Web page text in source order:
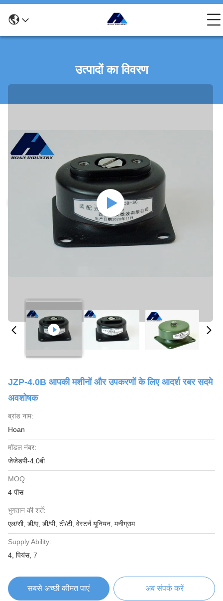
उत्पादों का विवरण
JZP-4.0B आपकी मशीनों और उपकरणों के लिए आदर्श रबर सदमे
अवशोषक
ब्रांड नाम:
Hoan
मॉडल नंबर:
जेजेडपी-4.0बी
MOQ:
4 पीस
भुगतान की शर्तें:
एल/सी, डी/ए, डी/पी, टी/टी, वेस्टर्न यूनियन, मनीग्राम
Supply Ability:
4, पियंस, 7
सबसे अच्छी कीमत पाएं अब संपर्क करें